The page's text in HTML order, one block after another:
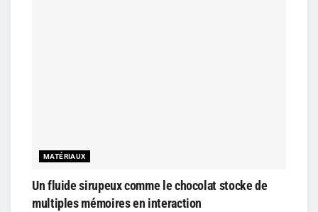
MATÉRIAUX
Un fluide sirupeux comme le chocolat stocke de
multiples mémoires en interaction